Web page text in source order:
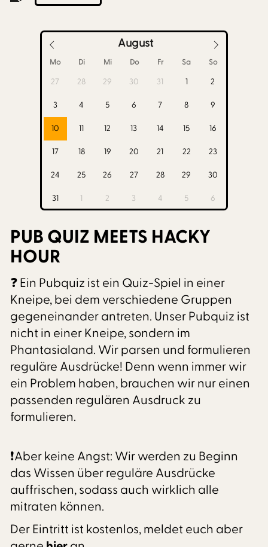
August
Mo Di Mi Do Fr Sa So
27 28 29 30 31 1 2
3 4 5 6 7 8 9
10 11 12 13 14 15 16
17 18 19 20 21 22 23
24 25 26 27 28 29 30
31 1 2 3 4 5 6
PUB QUIZ MEETS HACKY
HOUR
❓ Ein Pubquiz ist ein Quiz-Spiel in einer
Kneipe, bei dem verschiedene Gruppen
gegeneinander antreten. Unser Pubquiz ist
nicht in einer Kneipe, sondern im
Phantasialand. Wir parsen und formulieren
reguläre Ausdrücke! Denn wenn immer wir
ein Problem haben, brauchen wir nur einen
passenden regulären Ausdruck zu
formulieren.
❗Aber keine Angst: Wir werden zu Beginn
das Wissen über reguläre Ausdrücke
auffrischen, sodass auch wirklich alle
mitraten können.
Der Eintritt ist kostenlos, meldet euch aber